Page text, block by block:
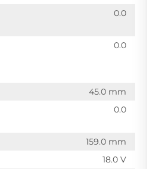
0.0
0.0
45.0 mm
0.0
159.0 mm
18.0 V